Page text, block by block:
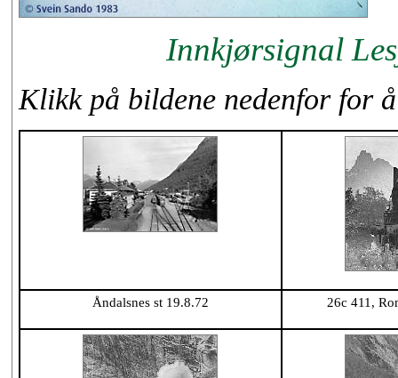
Innkjørsignal
Klikk på bildene nedenfor for
Åndalsnes st 19.8.72 26c 411,